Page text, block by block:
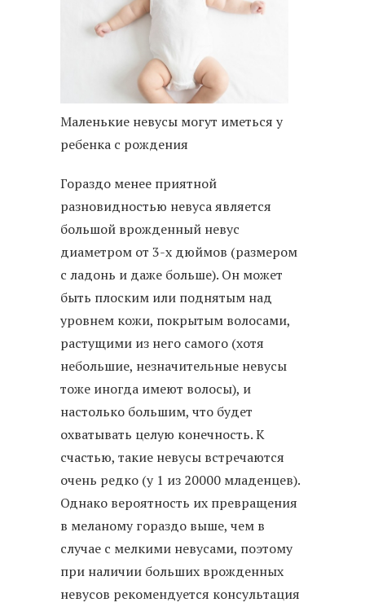
Маленькие невусы могут иметься у
ребенка с рождения
Гораздо менее приятной
разновидностью невуса является
большой врожденный невус
диаметром от 3-х дюймов (размером
с ладонь и даже больше). Он может
быть плоским или поднятым над
уровнем кожи, покрытым волосами,
растущими из него самого (хотя
небольшие, незначительные невусы
тоже иногда имеют волосы), и
настолько большим, что будет
охватывать целую конечность. К
счастью, такие невусы встречаются
очень редко (у 1 из 20000 младенцев).
Однако вероятность их превращения
в меланому гораздо выше, чем в
случае с мелкими невусами, поэтому
при наличии больших врожденных
невусов рекомендуется консультация